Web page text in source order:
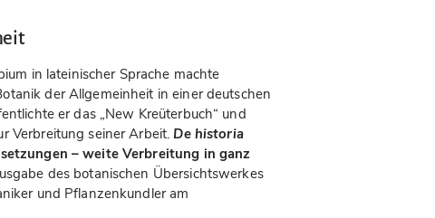
in lateinischer Sprache machte
der Allgemeinheit in einer deutschen
er das „New Kreüterbuch“ und
Verbreitung seiner Arbeit. De historia
– weite Verbreitung in ganz
des botanischen Übersichtswerkes
und Pflanzenkundler am